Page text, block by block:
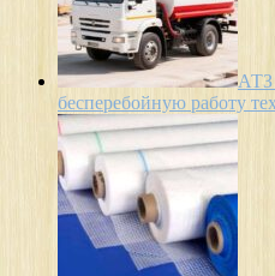
АТЗ
бесперебойную работу